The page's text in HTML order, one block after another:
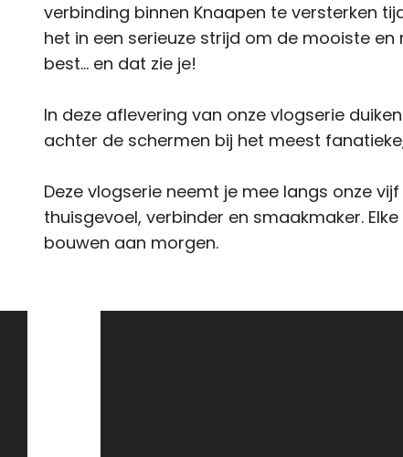
verbinding binnen Knaapen te versterken
het in een serieuze strijd om de mooiste en
best… en dat zie je!
In deze aflevering van onze vlogserie
achter de schermen bij het meest
Deze vlogserie neemt je mee langs onze
thuisgevoel, verbinder en smaakmaker.
bouwen aan morgen.